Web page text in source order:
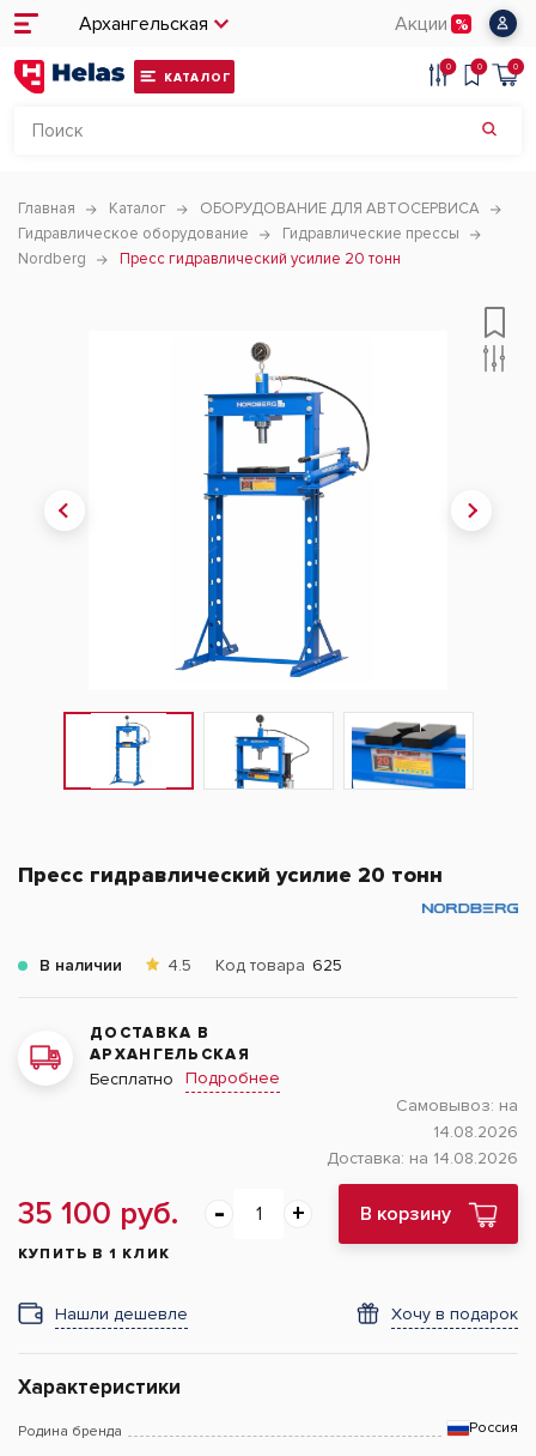
Архангельская Акции
КАТАЛОГ
0 0 0
Главная Каталог
ОБОРУДОВАНИЕ ДЛЯ АВТОСЕРВИСА
Гидравлическое оборудование
Гидравлические прессы
Nordberg
Пресс гидравлический усилие 20 тонн
Пресс гидравлический усилие 20 тонн
В наличии 4.5 Код товара 625
ДОСТАВКА В
АРХАНГЕЛЬСКАЯ
Бесплатно
Подробнее
Самовывоз: на
14.08.2026
Доставка: на 14.08.2026
35 100 руб. В корзину
КУПИТЬ В 1 КЛИК
Нашли дешевле Хочу в подарок
Характеристики
Родина бренда Россия